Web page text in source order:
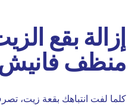
إزالة بقع
منظف
كلما لفت انتباهك بقعة زيت،